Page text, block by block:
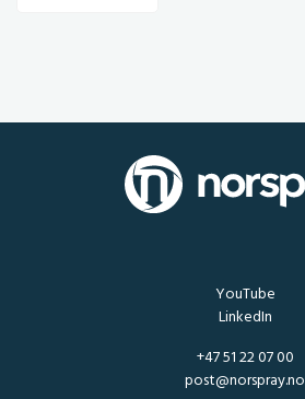
YouTube
LinkedIn
+47 51 22 07 00
post@norspray.no